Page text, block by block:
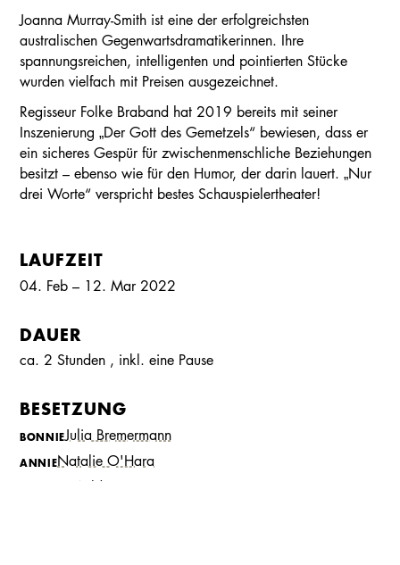
Kalender Kontakt
Joanna Murray-Smith ist eine der erfolgreichsten
australischen Gegenwartsdramatikerinnen. Ihre
spannungsreichen, intelligenten und pointierten Stücke
wurden vielfach mit Preisen ausgezeichnet.
Regisseur Folke Braband hat 2019 bereits mit seiner
Inszenierung „Der Gott des Gemetzels“ bewiesen, dass er
ein sicheres Gespür für zwischenmenschliche Beziehungen
besitzt – ebenso wie für den Humor, der darin lauert. „Nur
drei Worte“ verspricht bestes Schauspielertheater!
LAUFZEIT
04. Feb – 12. Mar 2022
DAUER
ca. 2 Stunden , inkl.eine Pause
BESETZUNG
BONNIEJulia Bremermann
ANNIENatalie O'Hara
Lisa Wildmann